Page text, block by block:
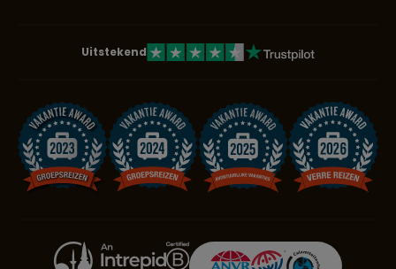
Uitstekend